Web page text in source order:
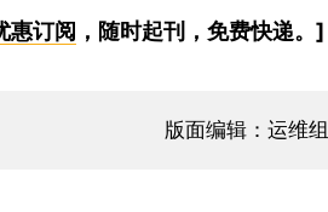
惠订阅 ，随时起刊，免费快递。]
版面编辑：运维组